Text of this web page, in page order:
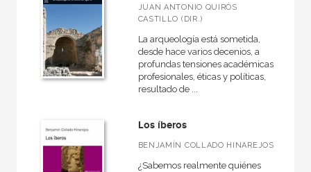
JUAN ANTONIO QUIRÓS
CASTILLO (DIR.)
La arqueología está sometida,
desde hace varios decenios, a
profundas tensiones académicas,
profesionales, éticas y políticas,
resultado de ...
Los íberos
BENJAMÍN COLLADO HINAREJOS
¿Sabemos realmente quiénes